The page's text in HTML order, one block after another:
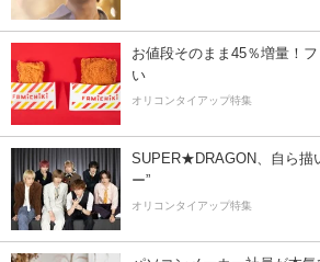
お値段そのまま45％増量！
い
オリコンタイアップ特集
SUPER★DRAGON、自ら描
ー”
オリコンタイアップ特集